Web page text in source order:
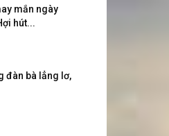
mắn ngày
hút...
đàn bà lẳng lơ,